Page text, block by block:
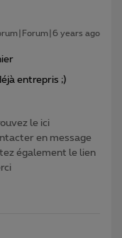
years ago
entrepris ;)
le ici
en message
également le lien